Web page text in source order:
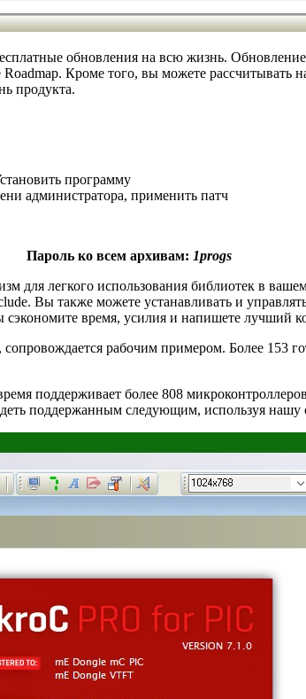
обновления на всю жизнь. Обновление
Кроме того, вы можете рассчитывать
продукта.
программу
администратора, применить патч
Пароль ко всем архивам: 1progs
для легкого использования библиотек в
Вы также можете устанавливать и
время, усилия и напишете лучший
рабочим примером. Более 153
поддерживает более 808
поддержанным следующим, используя нашу